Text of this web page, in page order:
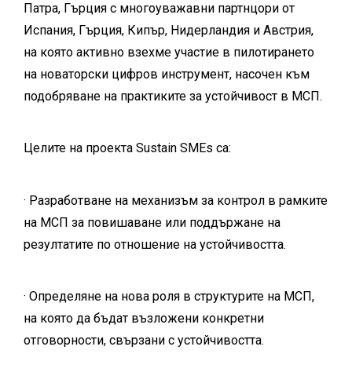
Патра, Гърция с многоуважавни партнцори от
Испания, Гърция, Кипър, Нидерландия и Австрия,
на която активно взехме участие в пилотирането
на новаторски цифров инструмент, насочен към
подобряване на практиките за устойчивост в МСП.
Целите на проекта Sustain SMEs са:
· Разработване на механизъм за контрол в рамките
на МСП за повишаване или поддържане на
резултатите по отношение на устойчивостта.
· Определяне на нова роля в структурите на МСП,
на която да бъдат възложени конкретни
отговорности, свързани с устойчивостта.